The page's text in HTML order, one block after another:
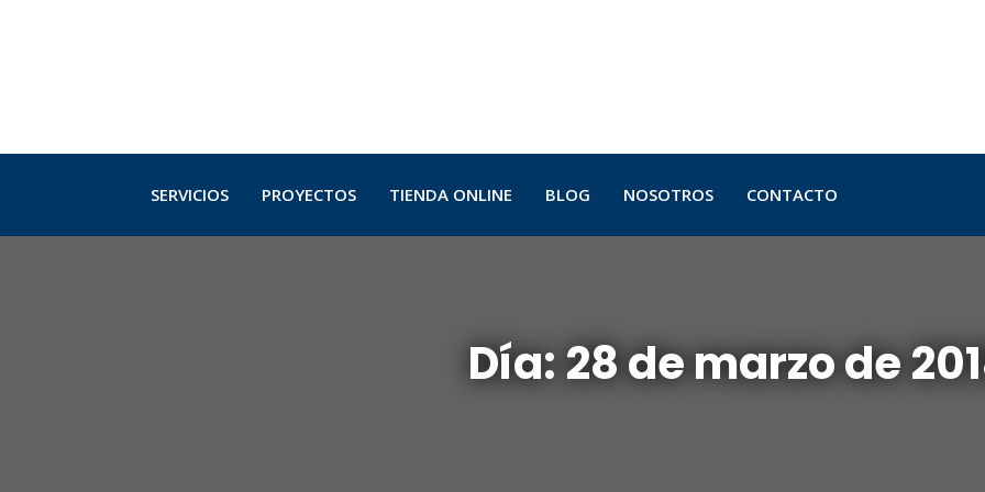
SERVICIOS PROYECTOS TIENDA ONLINE BLOG NOSOTROS CONTACTO
Día: 28 de marzo de